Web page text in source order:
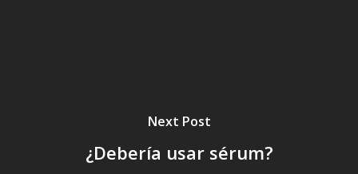
Next Post
¿Debería usar sérum?